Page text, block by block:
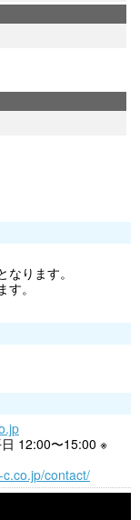
ります。
。
12:00〜15:00 ※
contact/